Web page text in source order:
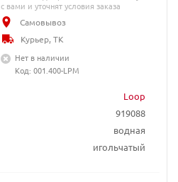
Loop
919088
водная
игольчатый
с вами и уточнят условия заказа
Самовывоз
Курьер, ТК
Нет в наличии
Код: 001.400-LPM